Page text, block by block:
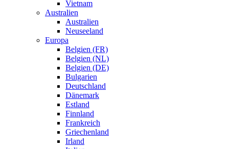
Vietnam
Australien
Australien
Neuseeland
Europa
Belgien (FR)
Belgien (NL)
Belgien (DE)
Bulgarien
Deutschland
Dänemark
Estland
Finnland
Frankreich
Griechenland
Irland